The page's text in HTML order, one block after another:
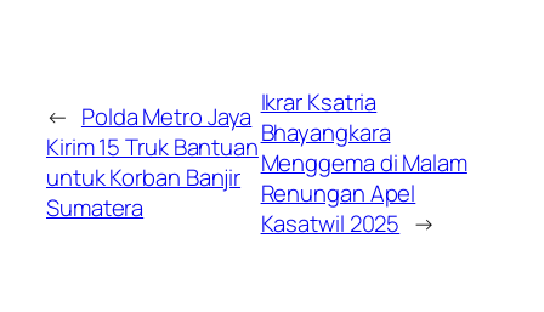
← Polda Metro Jaya
Kirim 15 Truk Bantuan
untuk Korban Banjir
Sumatera
Ikrar Ksatria
Bhayangkara
Menggema di Malam
Renungan Apel
Kasatwil 2025 →